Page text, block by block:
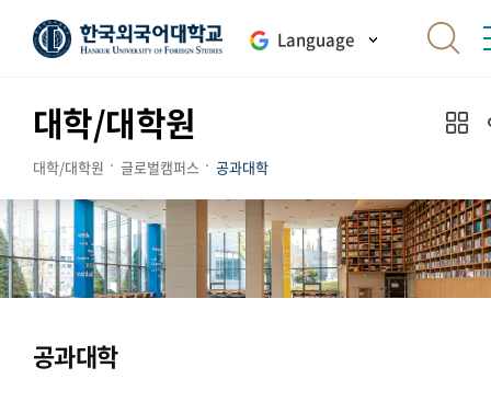
Language
대학/대학원
대학/대학원 글로벌캠퍼스 공과대학
공과대학